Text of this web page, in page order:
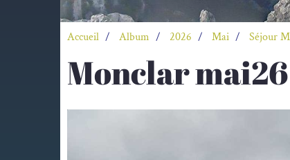
Accueil Album 2026 Mai Séjour
Monclar mai26